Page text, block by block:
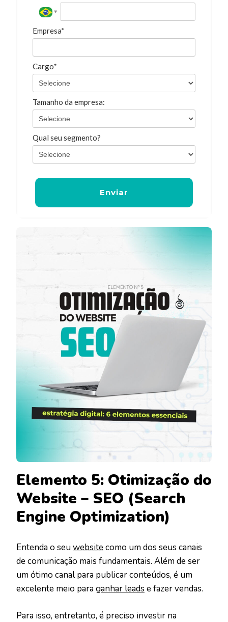
Empresa*
Cargo*
Tamanho da empresa:
Qual seu segmento?
Enviar
Elemento 5: Otimização do
Website – SEO (Search
Engine Optimization)
Entenda o seuwebsitecomo um dos seus canais
de comunicação mais fundamentais. Além de ser
um ótimo canal para publicar conteúdos, é um
excelente meio paraganhar leads e fazer vendas.
Para isso, entretanto, é preciso investir na